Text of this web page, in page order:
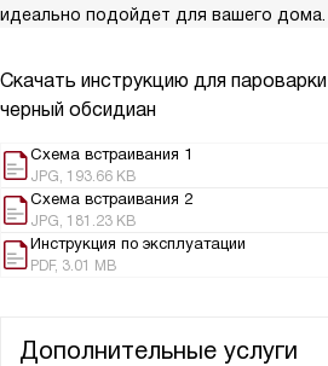
идеально подойдет для вашего дома.
Скачать инструкцию для пароварки
черный обсидиан
Схема встраивания 1
JPG, 193.66 KB
Схема встраивания 2
JPG, 181.23 KB
Инструкция по эксплуатации
PDF, 3.01 MB
Дополнительные услуги